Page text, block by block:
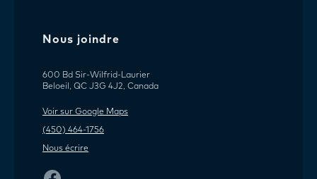
Nous joindre
600 Bd Sir-Wilfrid-Laurier
Beloeil, QC J3G 4J2, Canada
Voir sur Google Maps
(450) 464-1756
Nous écrire